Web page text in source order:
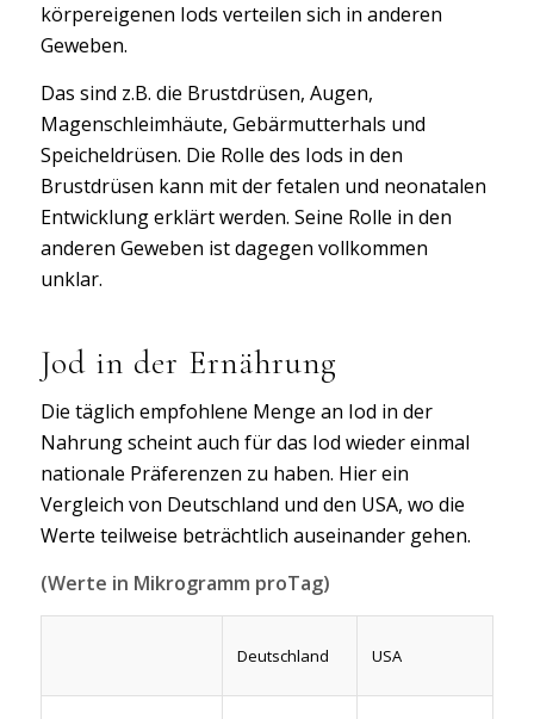
körpereigenen Iods verteilen sich in anderen
Geweben.
Das sind z.B. die Brustdrüsen, Augen,
Magenschleimhäute, Gebärmutterhals und
Speicheldrüsen. Die Rolle des Iods in den
Brustdrüsen kann mit der fetalen und neonatalen
Entwicklung erklärt werden. Seine Rolle in den
anderen Geweben ist dagegen vollkommen
unklar.
Jod in der Ernährung
Die täglich empfohlene Menge an Iod in der
Nahrung scheint auch für das Iod wieder einmal
nationale Präferenzen zu haben. Hier ein
Vergleich von Deutschland und den USA, wo die
Werte teilweise beträchtlich auseinander gehen.
(Werte in Mikrogramm proTag)
Deutschland USA